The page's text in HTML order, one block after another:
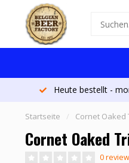
Heute bestellt -
Startseite / Cornet Oaked
Cornet Oaked
0